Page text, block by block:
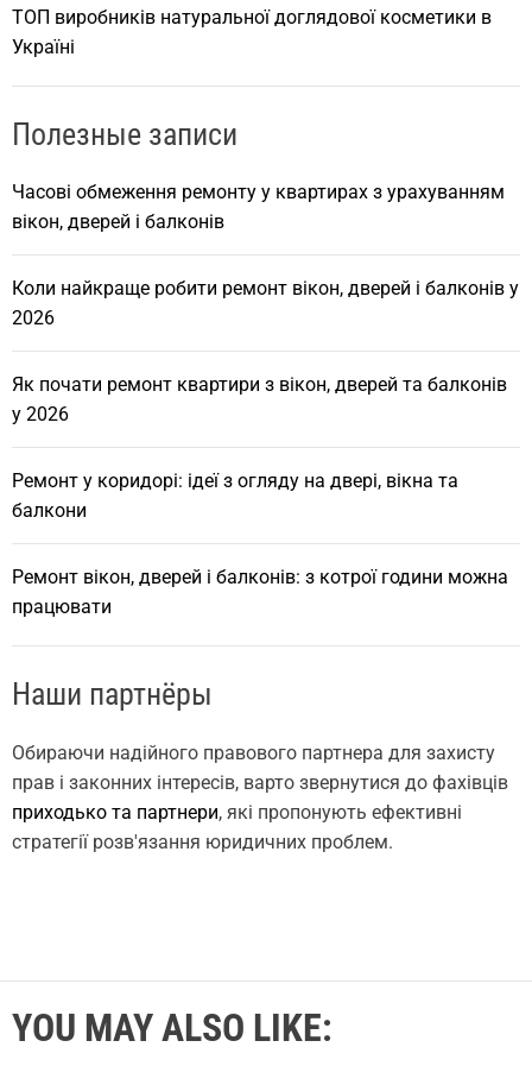
ТОП виробників натуральної доглядової косметики в
Україні
Полезные записи
Часові обмеження ремонту у квартирах з урахуванням
вікон, дверей і балконів
Коли найкраще робити ремонт вікон, дверей і балконів у
2026
Як почати ремонт квартири з вікон, дверей та балконів
у 2026
Ремонт у коридорі: ідеї з огляду на двері, вікна та
балкони
Ремонт вікон, дверей і балконів: з котрої години можна
працювати
Наши партнёры
Обираючи надійного правового партнера для захисту
прав і законних інтересів, варто звернутися до фахівців
приходько та партнери, які пропонують ефективні
стратегії розв'язання юридичних проблем.
YOU MAY ALSO LIKE: